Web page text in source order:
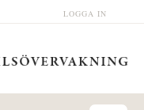
LOGGA IN